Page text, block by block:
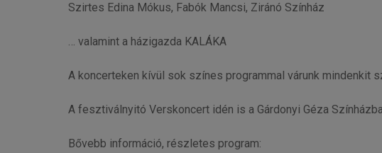
Szirtes Edina Mókus, Fabók Mancsi, Ziránó Színház
… valamint a házigazda KALÁKA
A koncerteken kívül sok színes programmal várunk mindenkit
A fesztiválnyitó Verskoncert idén is a Gárdonyi Géza
Bővebb információ, részletes program: